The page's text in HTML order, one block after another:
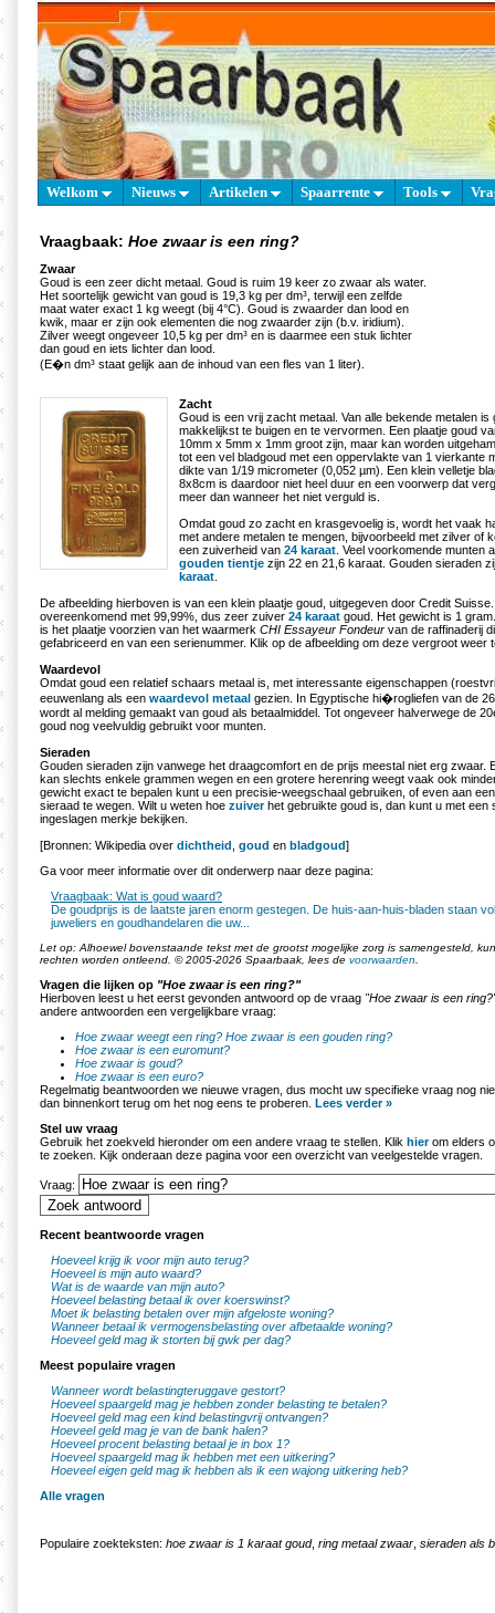
Welkom Nieuws Artikelen Spaarrente Tools
Vraagbaak: Hoe zwaar is een ring?
Zwaar
Goud is een zeer dicht metaal. Goud is ruim 19 keer zo zwaar als water.
Het soortelijk gewicht van goud is 19,3 kg per dm³, terwijl een zelfde
maat water exact 1 kg weegt (bij 4°C). Goud is zwaarder dan lood en
kwik, maar er zijn ook elementen die nog zwaarder zijn (b.v. iridium).
Zilver weegt ongeveer 10,5 kg per dm³ en is daarmee een stuk lichter
dan goud en iets lichter dan lood.
(E�n dm³ staat gelijk aan de inhoud van een fles van 1 liter).
Zacht
Goud is een vrij zacht metaal. Van alle bekende metalen is
makkelijkst te buigen en te vervormen. Een plaatje goud
10mm x 5mm x 1mm groot zijn, maar kan worden
tot een vel bladgoud met een oppervlakte van 1 vierkante
dikte van 1/19 micrometer (0,052 µm). Een klein velletje
8x8cm is daardoor niet heel duur en een voorwerp dat
meer dan wanneer het niet verguld is.
Omdat goud zo zacht en krasgevoelig is, wordt het vaak
met andere metalen te mengen, bijvoorbeeld met zilver of
een zuiverheid van 24 karaat . Veel voorkomende munten
gouden tientje zijn 22 en 21,6 karaat. Gouden sieraden
karaat
De afbeelding hierboven is van een klein plaatje goud, uitgegeven door Credit
overeenkomend met 99,99%, dus zeer zuiver 24 karaat goud. Het gewicht is 1
is het plaatje voorzien van het waarmerk CHI Essayeur Fondeur van de raffinaderij
gefabriceerd en van een serienummer. Klik op de afbeelding om deze vergroot weer
Waardevol
Omdat goud een relatief schaars metaal is, met interessante eigenschappen
eeuwenlang als een waardevol metaal gezien. In Egyptische hi�rogliefen van de
wordt al melding gemaakt van goud als betaalmiddel. Tot ongeveer halverwege de
goud nog veelvuldig gebruikt voor munten.
Sieraden
Gouden sieraden zijn vanwege het draagcomfort en de prijs meestal niet erg zwaar.
kan slechts enkele grammen wegen en een grotere herenring weegt vaak ook
gewicht exact te bepalen kunt u een precisie-weegschaal gebruiken, of even aan
sieraad te wegen. Wilt u weten hoe zuiverhet gebruikte goud is, dan kunt u met een
ingeslagen merkje bekijken.
[Bronnen: Wikipedia over dichtheid goud en bladgoud]
Ga voor meer informatie over dit onderwerp naar deze pagina:
Vraagbaak: Wat is goud waard?
De goudprijs is de laatste jaren enorm gestegen. De huis-aan-huis-bladen staan
juweliers en goudhandelaren die uw...
Let op: Alhoewel bovenstaande tekst met de grootst mogelijke zorg is samengesteld,
rechten worden ontleend. © 2005-2026 Spaarbaak, lees de voorwaarden
Vragen die lijken op "Hoe zwaar is een ring?"
Hierboven leest u het eerst gevonden antwoord op de vraag "Hoe zwaar is een
andere antwoorden een vergelijkbare vraag:
Hoe zwaar weegt een ring? Hoe zwaar is een gouden ring?
Hoe zwaar is een euromunt?
Hoe zwaar is goud?
Hoe zwaar is een euro?
Regelmatig beantwoorden we nieuwe vragen, dus mocht uw specifieke vraag nog
dan binnenkort terug om het nog eens te proberen. Lees verder »
Stel uw vraag
Gebruik het zoekveld hieronder om een andere vraag te stellen. Klik hierom elders
te zoeken. Kijk onderaan deze pagina voor een overzicht van veelgestelde vragen.
Vraag:
Recent beantwoorde vragen
Hoeveel krijg ik voor mijn auto terug?
Hoeveel is mijn auto waard?
Wat is de waarde van mijn auto?
Hoeveel belasting betaal ik over koerswinst?
Moet ik belasting betalen over mijn afgeloste woning?
Wanneer betaal ik vermogensbelasting over afbetaalde woning?
Hoeveel geld mag ik storten bij gwk per dag?
Meest populaire vragen
Wanneer wordt belastingteruggave gestort?
Hoeveel spaargeld mag je hebben zonder belasting te betalen?
Hoeveel geld mag een kind belastingvrij ontvangen?
Hoeveel geld mag je van de bank halen?
Hoeveel procent belasting betaal je in box 1?
Hoeveel spaargeld mag ik hebben met een uitkering?
Hoeveel eigen geld mag ik hebben als ik een wajong uitkering heb?
Alle vragen
Populaire zoekteksten: hoe zwaar is 1 karaat goud, ring metaal zwaar sieraden als